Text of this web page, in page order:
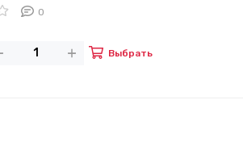
0
Выбрать